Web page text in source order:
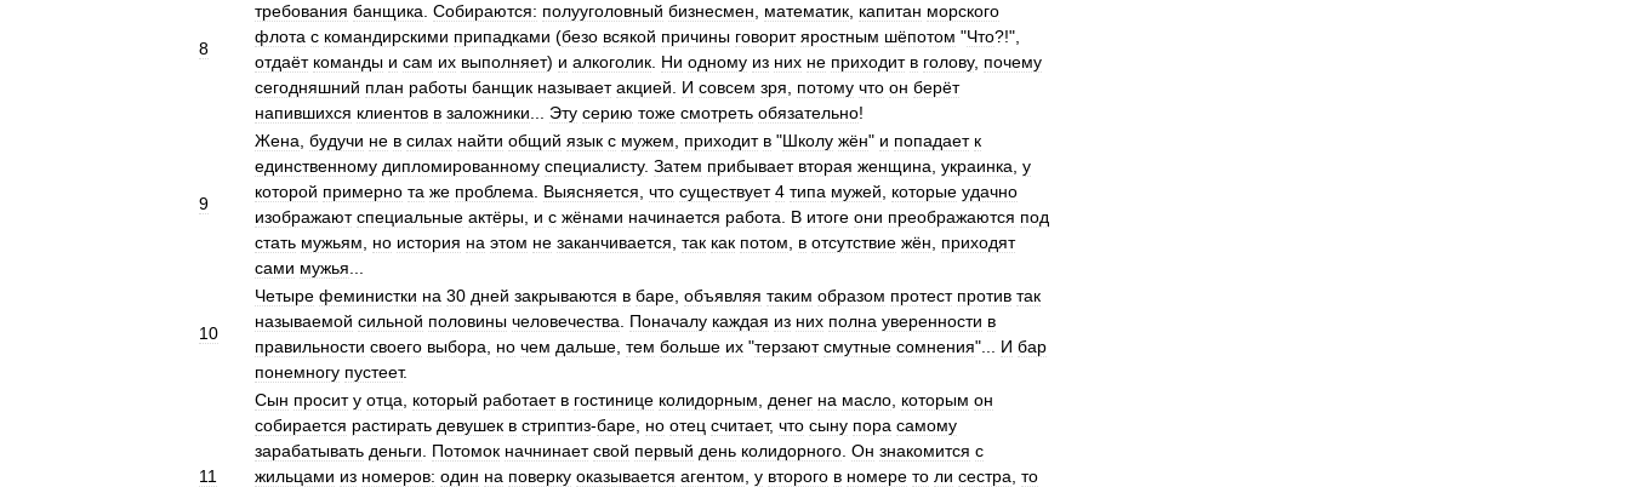
8
требования банщика Собираются: полууголовный бизнесмен математик капитан морского
флота с командирскими припадками (безо всякой причины говорит яростным шёпотом "Что?!",
отдаёт команды и сам их выполняет) и алкоголик Ни одному из них не приходит в голову, почему
сегодняшний план работы банщик называет акцией И совсем зря потому что он берёт
напившихся клиентов в заложники Эту серию тоже смотреть обязательно!
9
Жена будучи не в силах найти общий язык с мужем приходит в "Школу жён" и попадает к
единственному дипломированному специалисту. Затем прибывает вторая женщина украинка у
которой примерно та же проблема Выясняется что существует 4 типа мужей которые удачно
изображают специальные актёры и с жёнами начинается работа В итоге они преображаются под
стать мужьям но история на этом не заканчивается так как потом в отсутствие жён
приходят
сами мужья
10
Четыре феминистки на 30 дней закрываются в баре объявляя таким образом протест против так
называемой сильной половины человечества Поначалу каждая из них полна уверенности в
правильности своего выбора но чем дальше тем больше их "терзают смутные сомнения"... И бар
понемногу пустеет.
11
Сын просит у отца который работает в гостинице колидорным денег на масло которым он
собирается растирать девушек в стриптиз-баре но отец считает, что сыну пора самому
зарабатывать деньги Потомок начнинает свой первый день колидорного Он знакомится с
жильцами из номеров: один на поверку оказывается агентом у второго в номере то ли сестра то